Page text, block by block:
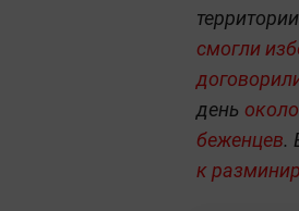
смогли
день
беженцев.
к